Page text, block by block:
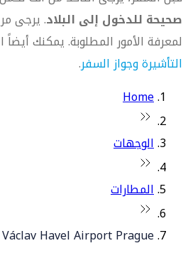
صحيحة للدخول إلى البلاد. يرجى
لمعرفة الأمور المطلوبة. يمكنك
التأشيرة وجواز السفر.
Home
الوجهات
المطارات
Václav Havel Airport Prague